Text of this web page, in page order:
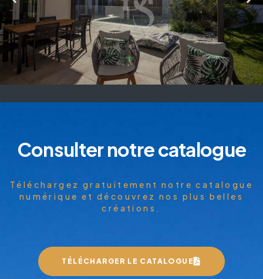
Consulter notre catalogue
Téléchargez gratuitement notre catalogue
numérique et découvrez nos plus belles
créations.
TÉLÉCHARGER LE CATALOGUE